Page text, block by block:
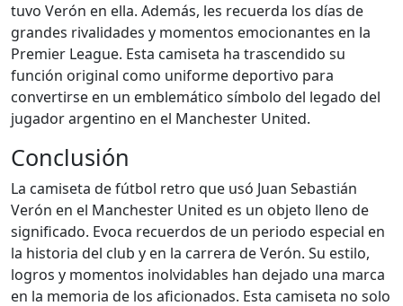
tuvo Verón en ella. Además, les recuerda los días de
grandes rivalidades y momentos emocionantes en la
Premier League. Esta camiseta ha trascendido su
función original como uniforme deportivo para
convertirse en un emblemático símbolo del legado del
jugador argentino en el Manchester United.
Conclusión
La camiseta de fútbol retro que usó Juan Sebastián
Verón en el Manchester United es un objeto lleno de
significado. Evoca recuerdos de un periodo especial en
la historia del club y en la carrera de Verón. Su estilo,
logros y momentos inolvidables han dejado una marca
en la memoria de los aficionados. Esta camiseta no solo